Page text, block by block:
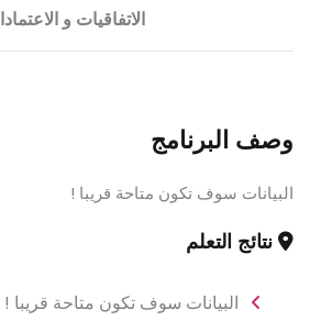
الاتفاقيات و الاعتمادات
وصف البرنامج
البيانات سوف تكون متاحة قريبا !
نتائج التعلم
البيانات سوف تكون متاحة قريبا !